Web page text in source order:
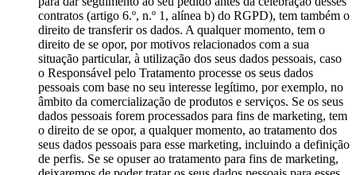
contratos (artigo 6.º, n.º 1, alínea b) do RGPD), tem também o
direito de transferir os dados. A qualquer momento, tem o
direito de se opor, por motivos relacionados com a sua
situação particular, à utilização dos seus dados pessoais, caso
o Responsável pelo Tratamento processe os seus dados
pessoais com base no seu interesse legítimo, por exemplo, no
âmbito da comercialização de produtos e serviços. Se os seus
dados pessoais forem processados para fins de marketing, tem
o direito de se opor, a qualquer momento, ao tratamento dos
seus dados pessoais para esse marketing, incluindo a definição
de perfis. Se se opuser ao tratamento para fins de marketing,